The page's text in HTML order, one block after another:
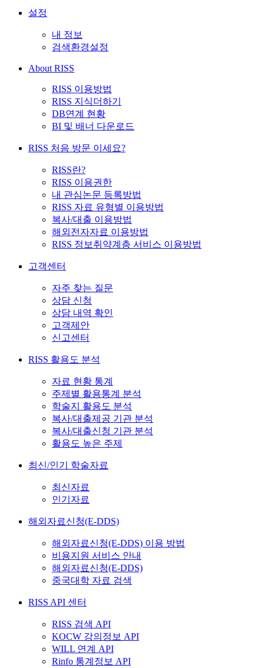
설정
내 정보
검색환경설정
About RISS
RISS 이용방법
RISS 지식더하기
DB연계 현황
BI 및 배너 다운로드
RISS 처음 방문 이세요?
RISS란?
RISS 이용권한
내 관심논문 등록방법
RISS 자료 유형별 이용방법
복사/대출 이용방법
해외전자자료 이용방법
RISS 정보취약계층 서비스 이용방법
고객센터
자주 찾는 질문
상담 신청
상담 내역 확인
고객제안
신고센터
RISS 활용도 분석
자료 현황 통계
주제별 활용통계 분석
학술지 활용도 분석
복사/대출제공 기관 분석
복사/대출신청 기관 분석
활용도 높은 주제
최신/인기 학술자료
최신자료
인기자료
해외자료신청(E-DDS)
해외자료신청(E-DDS) 이용 방법
비용지원 서비스 안내
해외자료신청(E-DDS)
중국대학 자료 검색
RISS API 센터
RISS 검색 API
KOCW 강의정보 API
WILL 연계 API
Rinfo 통계정보 API